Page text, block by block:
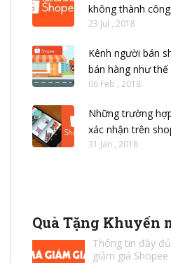
không thành
23 Jul , 2018
Kênh người bán
bán hàng như thế
06 Feb , 2018
Những trường
xác nhận trên
31 Jan , 2018
Quà Tặng Khuyến
Thông tin đầy
giảm giá